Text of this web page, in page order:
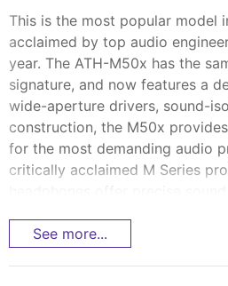
This is the most popular model
acclaimed by top audio
year. The ATH-M50x has the
signature, and now features a
wide-aperture drivers, sound-
construction, the M50x
for the most demanding audio
critically acclaimed M Series
See more...